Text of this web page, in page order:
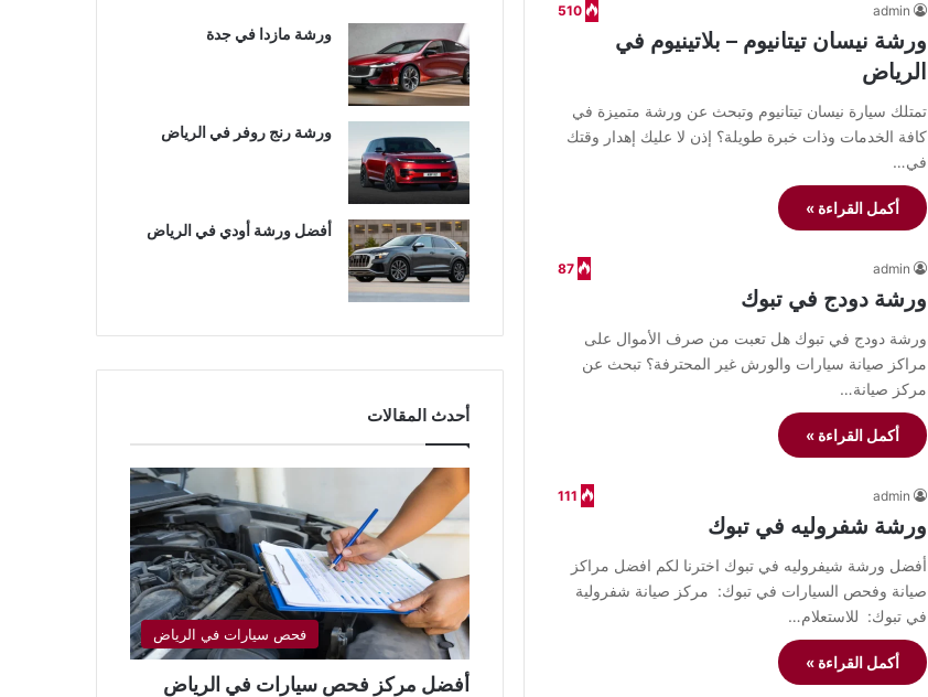
admin
510
ورشة نيسان تيتانيوم – بلاتينيوم في
الرياض
تمتلك سيارة نيسان تيتانيوم وتبحث عن ورشة متميزة في
كافة الخدمات وذات خبرة طويلة؟ إذن لا عليك إهدار وقتك
في…
أكمل القراءة »
admin
87
ورشة دودج في تبوك
ورشة دودج في تبوك هل تعبت من صرف الأموال على
مراكز صيانة سيارات والورش غير المحترفة؟ تبحث عن
مركز صيانة…
أكمل القراءة »
admin
111
ورشة شفروليه في تبوك
أفضل ورشة شيفروليه في تبوك اخترنا لكم افضل مراكز
صيانة وفحص السيارات في تبوك: مركز صيانة شفرولية
في تبوك: للاستعلام…
أكمل القراءة »
ورشة مازدا في جدة
ورشة رنج روفر في الرياض
أفضل ورشة أودي في الرياض
أحدث المقالات
فحص سيارات في الرياض
أفضل مركز فحص سيارات في الرياض